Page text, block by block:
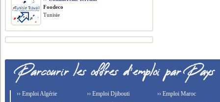
Foodeco
Tunisie
›› Emploi Algérie
›› Emploi Djibouti
›› Emploi Maroc